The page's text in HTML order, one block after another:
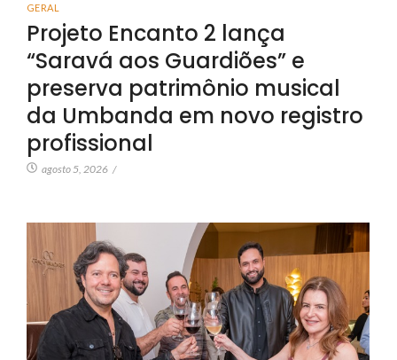
GERAL
Projeto Encanto 2 lança
“Saravá aos Guardiões” e
preserva patrimônio musical
da Umbanda em novo registro
profissional
agosto 5, 2026 /